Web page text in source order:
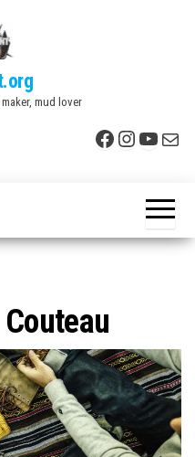
mud lover
Facebook
E-
Couteau